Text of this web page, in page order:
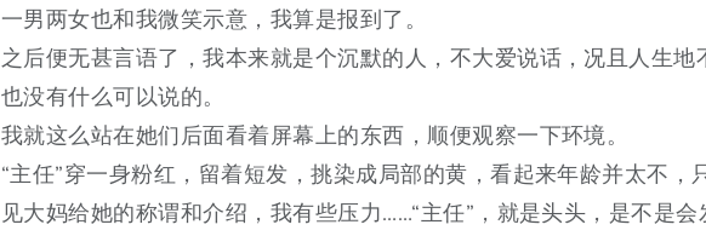
一男两女也和我微笑示意，我算是报到了。
之后便无甚言语了，我本来就是个沉默的人，不大爱说话，况且人生地
也没有什么可以说的。
我就这么站在她们后面看着屏幕上的东西，顺便观察一下环境。
“主任”穿一身粉红，留着短发，挑染成局部的黄，看起来年龄并太不，
见大妈给她的称谓和介绍，我有些压力……“主任”，就是头头，是不是会